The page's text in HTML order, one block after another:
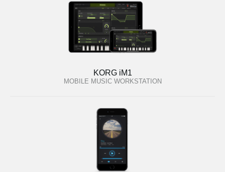
KORG iM1
MOBILE MUSIC WORKSTATION